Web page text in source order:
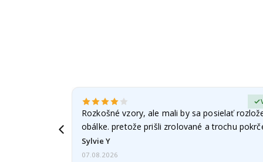
Rozkošné vzory, ale mali by sa posielať
obálke. pretože prišli zrolované a trochu
Sylvie Y
07.08.2026